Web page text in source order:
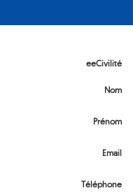
eeCivilité
Nom
Prénom
Email
Téléphone